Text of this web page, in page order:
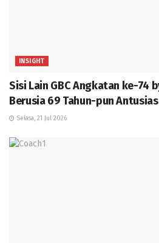
INSIGHT
Sisi Lain GBC Angkatan ke-74
Berusia 69 Tahun-pun
Selasa, 21 Jul 2026